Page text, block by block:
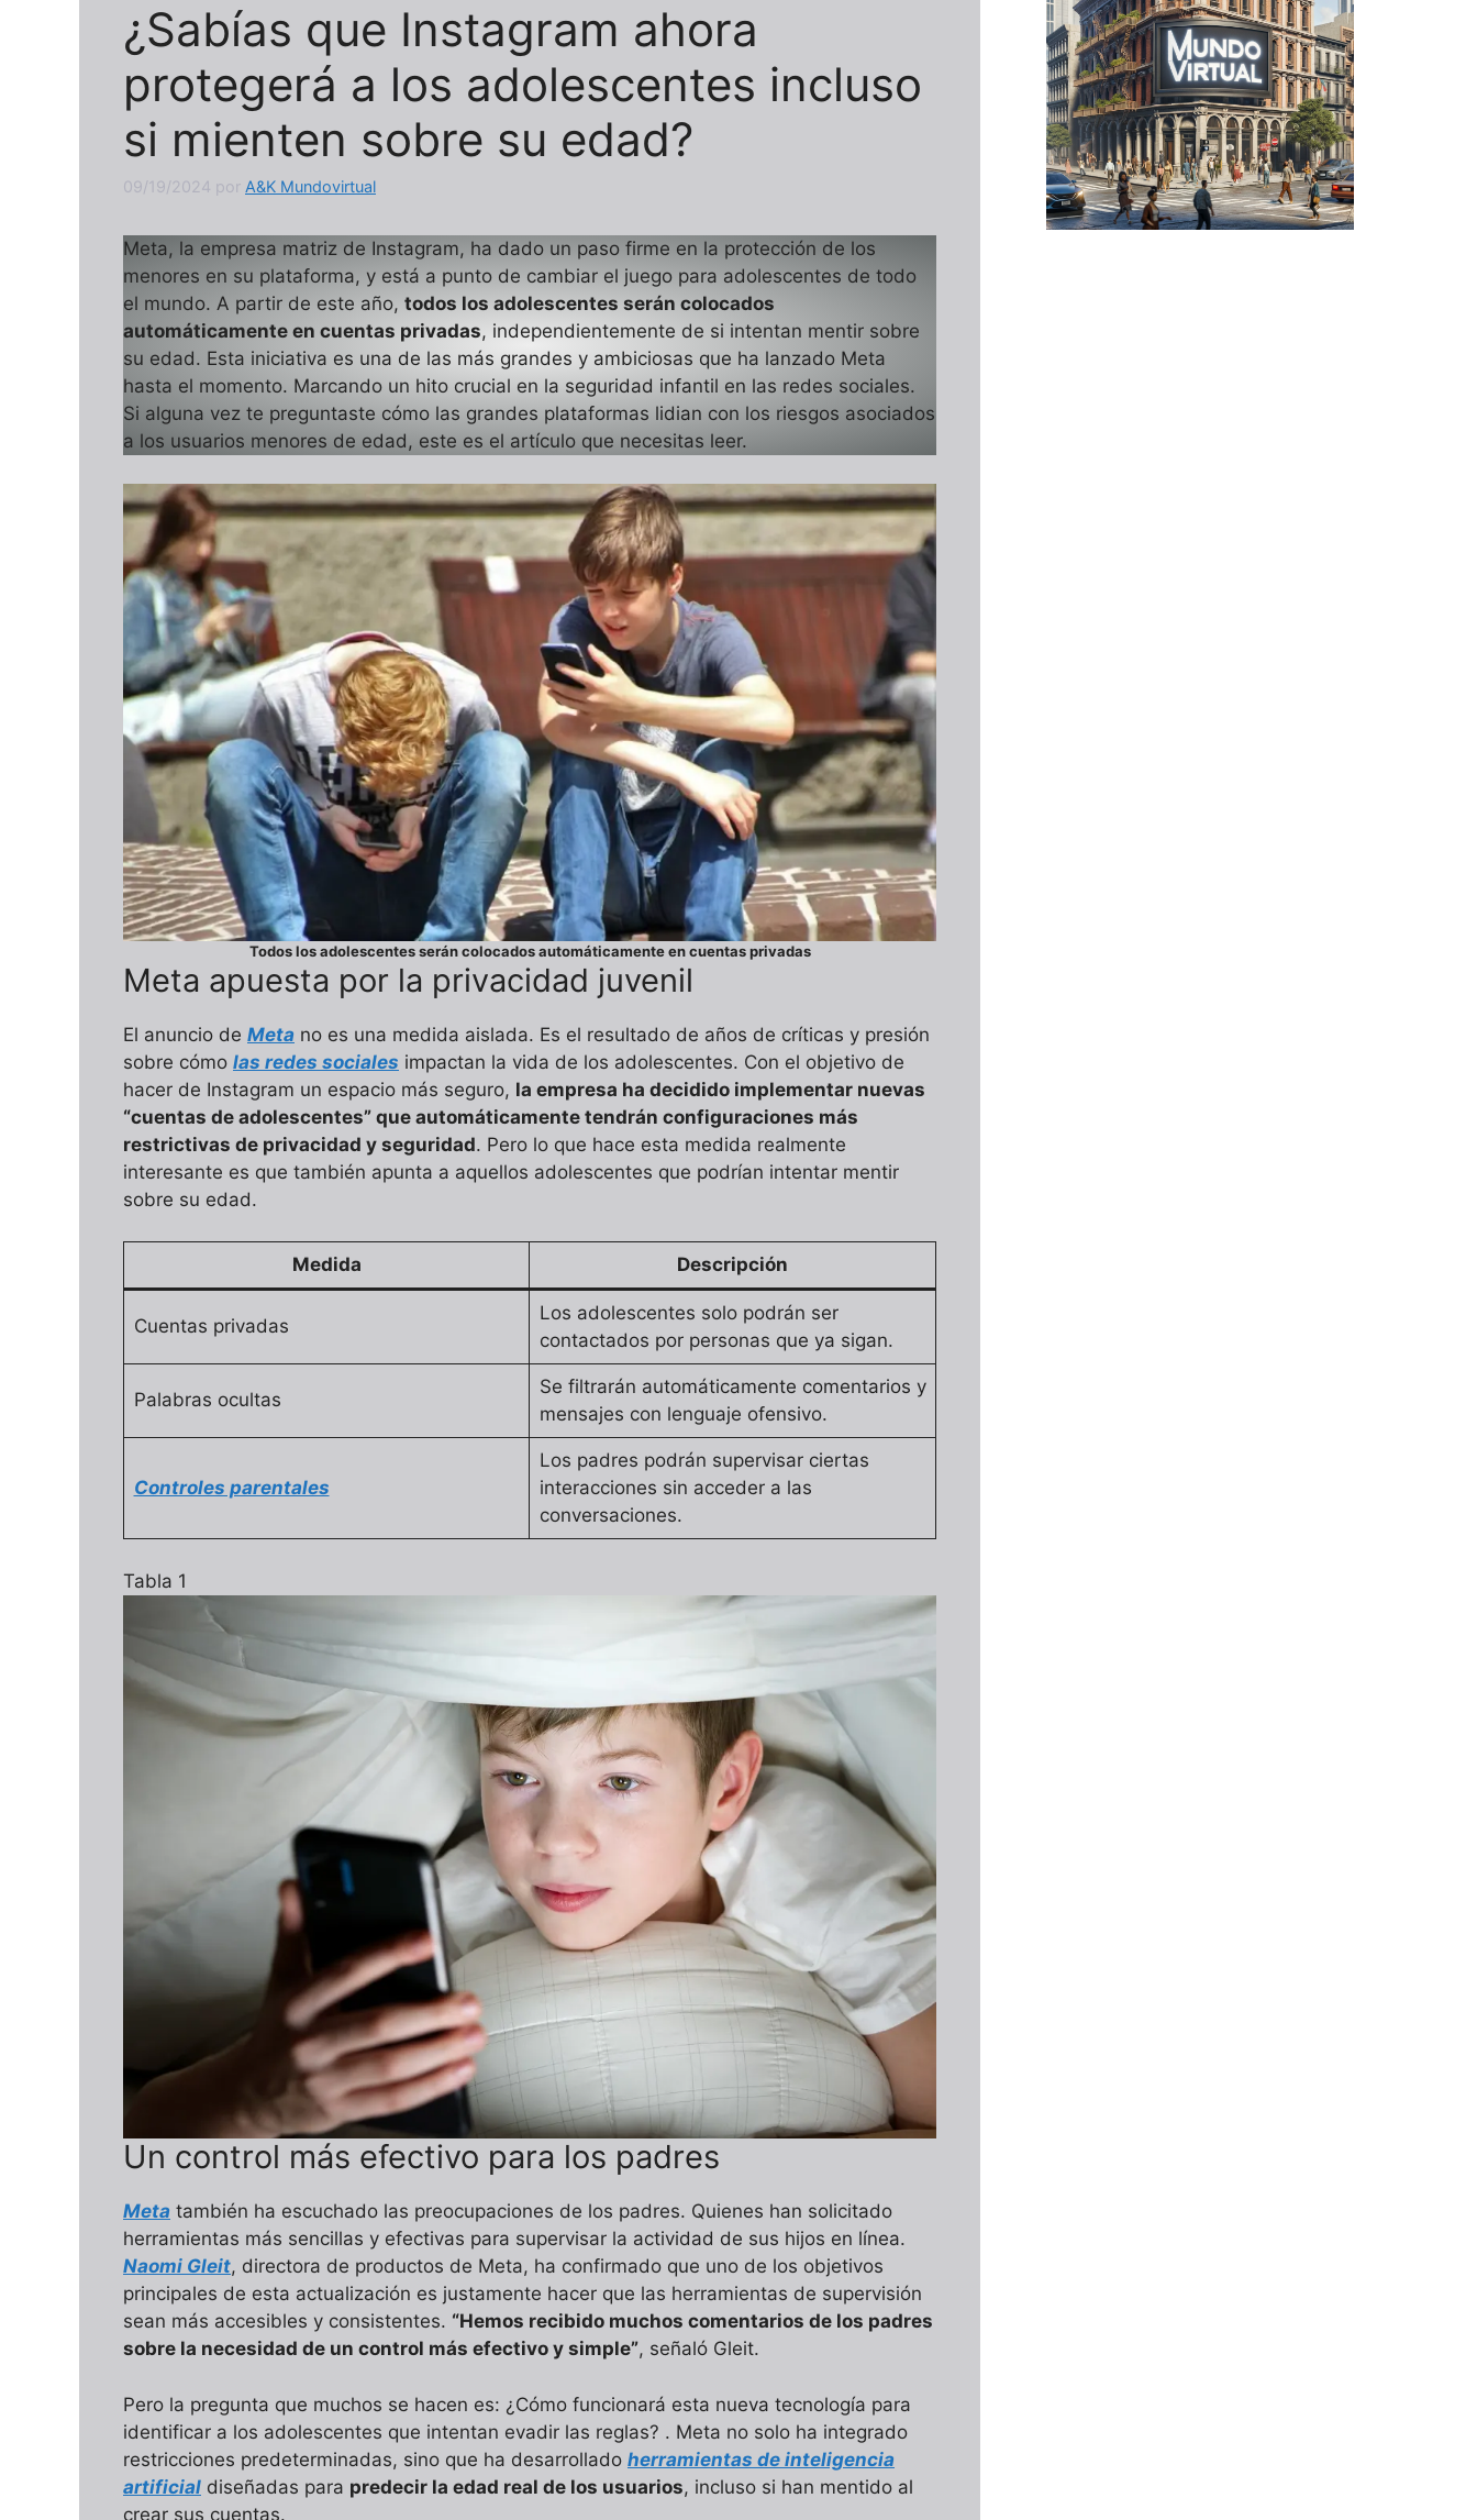
¿Sabías que Instagram ahora
protegerá a los adolescentes incluso
si mienten sobre su edad?
09/19/2024 por A&K Mundovirtual
Meta, la empresa matriz de Instagram, ha dado un paso firme en la protección de los
menores en su plataforma, y está a punto de cambiar el juego para adolescentes de todo
el mundo. A partir de este año, todos los adolescentes serán colocados
automáticamente en cuentas privadas, independientemente de si intentan mentir sobre
su edad. Esta iniciativa es una de las más grandes y ambiciosas que ha lanzado Meta
hasta el momento. Marcando un hito crucial en la seguridad infantil en las redes sociales.
Si alguna vez te preguntaste cómo las grandes plataformas lidian con los riesgos asociados
a los usuarios menores de edad, este es el artículo que necesitas leer.
Todos los adolescentes serán colocados automáticamente en cuentas privadas
Meta apuesta por la privacidad juvenil
El anuncio de Meta no es una medida aislada. Es el resultado de años de críticas y presión
sobre cómo las redes sociales impactan la vida de los adolescentes. Con el objetivo de
hacer de Instagram un espacio más seguro, la empresa ha decidido implementar nuevas
“cuentas de adolescentes” que automáticamente tendrán configuraciones más
restrictivas de privacidad y seguridad. Pero lo que hace esta medida realmente
interesante es que también apunta a aquellos adolescentes que podrían intentar mentir
sobre su edad.
Medida Descripción
Cuentas privadas
Los adolescentes solo podrán ser
contactados por personas que ya sigan.
Palabras ocultas
Se filtrarán automáticamente comentarios y
mensajes con lenguaje ofensivo.
Controles parentales
Los padres podrán supervisar ciertas
interacciones sin acceder a las
conversaciones.
Tabla 1
Un control más efectivo para los padres
Meta también ha escuchado las preocupaciones de los padres. Quienes han solicitado
herramientas más sencillas y efectivas para supervisar la actividad de sus hijos en línea.
Naomi Gleit, directora de productos de Meta, ha confirmado que uno de los objetivos
principales de esta actualización es justamente hacer que las herramientas de supervisión
sean más accesibles y consistentes. “Hemos recibido muchos comentarios de los padres
sobre la necesidad de un control más efectivo y simple”, señaló Gleit.
Pero la pregunta que muchos se hacen es: ¿Cómo funcionará esta nueva tecnología para
identificar a los adolescentes que intentan evadir las reglas? . Meta no solo ha integrado
restricciones predeterminadas, sino que ha desarrollado herramientas de inteligencia
artificial diseñadas para predecir la edad real de los usuarios, incluso si han mentido al
crear sus cuentas.